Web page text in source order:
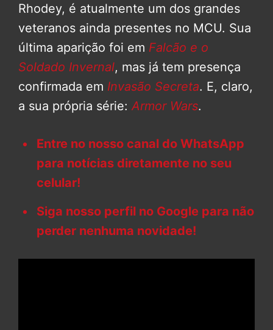
Rhodey, é atualmente um dos grandes
veteranos ainda presentes no MCU. Sua
última aparição foi em Falcão e o
Soldado Invernal, mas já tem presença
confirmada em Invasão Secreta. E, claro,
a sua própria série: Armor Wars.
Entre no nosso canal do WhatsApp
para notícias diretamente no seu
celular!
Siga nosso perfil no Google para não
perder nenhuma novidade!